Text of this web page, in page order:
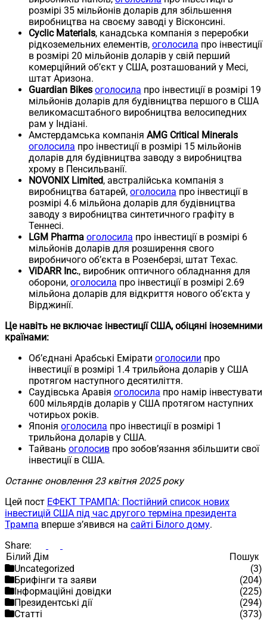
розмірі 35 мільйонів доларів для збільшення
виробництва на своєму заводі у Вісконсині.
Cyclic Materials, канадська компанія з переробки
рідкоземельних елементів, оголосила про інвестиції
в розмірі 20 мільйонів доларів у свій перший
комерційний об’єкт у США, розташований у Месі,
штат Аризона.
Guardian Bikes оголосила про інвестиції в розмірі 19
мільйонів доларів для будівництва першого в США
великомасштабного виробництва велосипедних
рам у Індіані.
Амстердамська компанія AMG Critical Minerals
оголосила про інвестиції в розмірі 15 мільйонів
доларів для будівництва заводу з виробництва
хрому в Пенсильванії.
NOVONIX Limited, австралійська компанія з
виробництва батарей, оголосила про інвестиції в
розмірі 4.6 мільйона доларів для будівництва
заводу з виробництва синтетичного графіту в
Теннесі.
LGM Pharma оголосила про інвестиції в розмірі 6
мільйонів доларів для розширення свого
виробничого об’єкта в Розенберзі, штат Техас.
ViDARR Inc., виробник оптичного обладнання для
оборони, оголосила про інвестиції в розмірі 2.69
мільйона доларів для відкриття нового об’єкта у
Вірджинії.
Це навіть не включає інвестиції США, обіцяні іноземними
країнами:
Об’єднані Арабські Емірати оголосили про
інвестиції в розмірі 1.4 трильйона доларів у США
протягом наступного десятиліття.
Саудівська Аравія оголосила про намір інвестувати
600 мільярдів доларів у США протягом наступних
чотирьох років.
Японія оголосила про інвестиції в розмірі 1
трильйона доларів у США.
Тайвань оголосив про зобов’язання збільшити свої
інвестиції в США.
Останнє оновлення 23 квітня 2025 року
Цей пост ЕФЕКТ ТРАМПА: Постійний список нових
інвестицій США під час другого терміна президента
Трампа вперше з’явився на сайті Білого дому.
Share:
Пошук
Пошук
Uncategorized
(3)
Брифінги та заяви
(204)
Інформаційні довідки
(225)
Президентські дії
(294)
Статті
(373)